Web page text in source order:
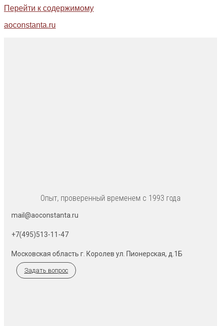
Перейти к содержимому
aoconstanta.ru
Опыт, проверенный временем с 1993 года
mail@aoconstanta.ru
+7(495)513-11-47
Московская область г. Королев ул. Пионерская, д.1Б
Задать вопрос